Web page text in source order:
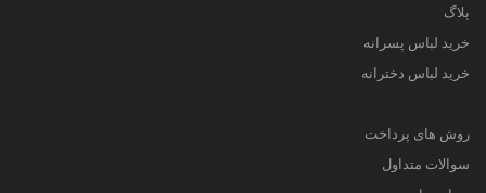
بلاگ
خرید لباس پسرانه
خرید لباس دخترانه
روش های پرداخت
سوالات متداول